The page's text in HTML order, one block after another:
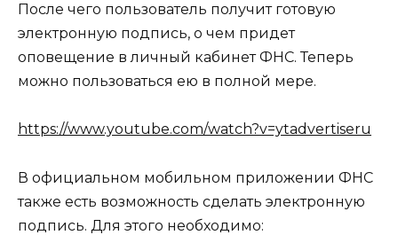
После чего пользователь получит готовую
электронную подпись, о чем придет
оповещение в личный кабинет ФНС. Теперь
можно пользоваться ею в полной мере.
https://www.youtube.com/watch?v=ytadvertiseru
В официальном мобильном приложении ФНС
также есть возможность сделать электронную
подпись. Для этого необходимо: